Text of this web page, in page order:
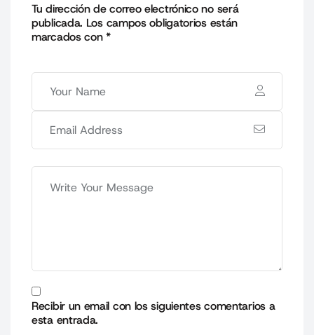
Tu dirección de correo electrónico no será
publicada. Los campos obligatorios están
marcados con*
Recibir un email con los siguientes comentarios a
esta entrada.